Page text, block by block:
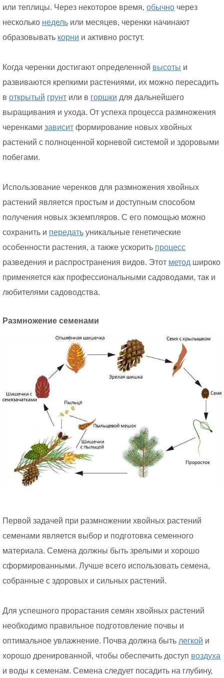
или теплицы. Через некоторое время, обычно через
несколько недель или месяцев, черенки начинают
образовывать корни и активно ростут.
Когда черенки достигают определенной высоты и
развиваются крепкими растениями, их можно пересадить
в открытый грунт или в горшки для дальнейшего
выращивания и ухода. От успеха процесса размножения
черенками зависит формирование новых хвойных
растений с полноценной корневой системой и здоровыми
побегами.
Использование черенков для размножения хвойных
растений является простым и доступным способом
получения новых экземпляров. С его помощью можно
сохранить и передать уникальные генетические
особенности растения, а также ускорить процесс
разведения и распространения видов. Этот метод широко
применяется как профессиональными садоводами, так и
любителями садоводства.
Размножение семенами
Первой задачей при размножении хвойных растений
семенами является выбор и подготовка семенного
материала. Семена должны быть зрелыми и хорошо
сформированными. Лучше всего использовать семена,
собранные с здоровых и сильных растений.
Для успешного прорастания семян хвойных растений
необходимо правильное подготовление почвы и
оптимальное увлажнение. Почва должна быть легкой и
хорошо дренированной, чтобы обеспечить доступ воздуха
и воды к семенам. Семена следует посадить на глубину,